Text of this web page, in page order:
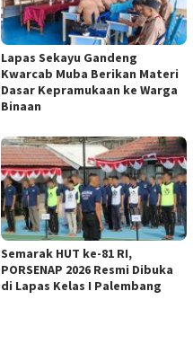
Lapas Sekayu Gandeng
Kwarcab Muba Berikan Materi
Dasar Kepramukaan ke Warga
Binaan
Semarak HUT ke-81 RI,
PORSENAP 2026 Resmi Dibuka
di Lapas Kelas I Palembang